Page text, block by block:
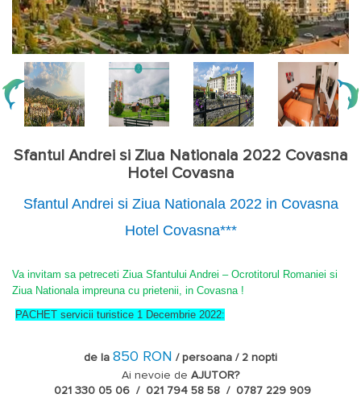
Sfantul Andrei si Ziua Nationala 2022 Covasna
Hotel Covasna
Sfantul Andrei si Ziua Nationala 2022 in Covasna
Hotel Covasna***
Va invitam sa petreceti Ziua Sfantului Andrei – Ocrotitorul Romaniei si
Ziua Nationala impreuna cu prietenii, in Covasna !
PACHET servicii turistice 1 Decembrie 2022:
de la 850 RON / persoana / 2 nopti
Ai nevoie de AJUTOR?
021 330 05 06 / 021 794 58 58 / 0787 229 909